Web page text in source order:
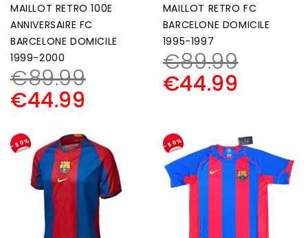
MAILLOT RETRO 100E
ANNIVERSAIRE FC
BARCELONE DOMICILE
1999-2000
€89.99
€44.99
MAILLOT RETRO FC
BARCELONE DOMICILE
1995-1997
€89.99
€44.99
-50% -50%